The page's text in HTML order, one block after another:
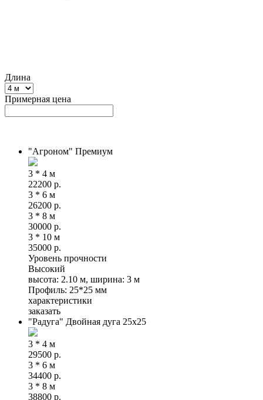
Длина
Примерная цена
"Агроном" Премиум
3 * 4 м
22200 р.
3 * 6 м
26200 р.
3 * 8 м
30000 р.
3 * 10 м
35000 р.
Уровень прочности
Высокий
высота: 2.10 м, ширина: 3 м
Профиль: 25*25 мм
характеристики
заказать
"Радуга" Двойная дуга 25х25
3 * 4 м
29500 р.
3 * 6 м
34400 р.
3 * 8 м
38800 р.